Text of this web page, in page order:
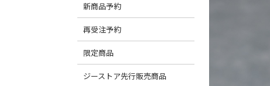
新商品予約
再受注予約
限定商品
ジーストア先行販売商品